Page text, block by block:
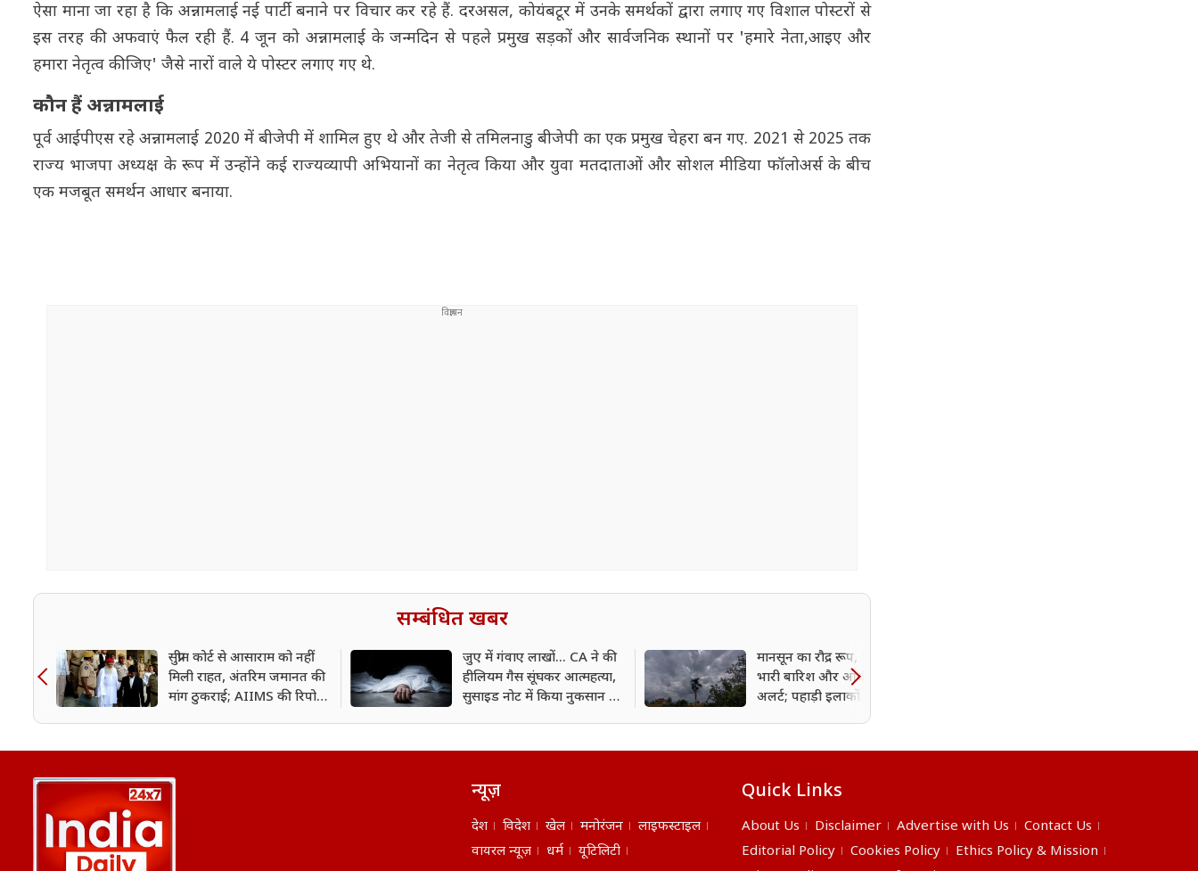
ऐसा माना जा रहा है कि अन्नामलाई नई पार्टी बनाने पर विचार कर रहे हैं. दरअसल, कोयंबटूर में उनके समर्थकों द्वारा लगाए गए विशाल पोस्टरों से
इस तरह की अफवाएं फैल रही हैं. 4 जून को अन्नामलाई के जन्मदिन से पहले प्रमुख सड़कों और सार्वजनिक स्थानों पर 'हमारे नेता,आइए और
हमारा नेतृत्व कीजिए' जैसे नारों वाले ये पोस्टर लगाए गए थे.
कौन हैं अन्नामलाई
पूर्व आईपीएस रहे अन्नामलाई 2020 में बीजेपी में शामिल हुए थे और तेजी से तमिलनाडु बीजेपी का एक प्रमुख चेहरा बन गए. 2021 से 2025 तक
राज्य भाजपा अध्यक्ष के रूप में उन्होंने कई राज्यव्यापी अभियानों का नेतृत्व किया और युवा मतदाताओं और सोशल मीडिया फॉलोअर्स के बीच
एक मजबूत समर्थन आधार बनाया.
सम्बंधित खबर
सुप्रीम कोर्ट से आसाराम को नहीं
मिली राहत, अंतरिम जमानत की
मांग ठुकराई; AIIMS की रिपोर्ट
जुए में गंवाए लाखों... CA ने की
हीलियम गैस सूंघकर आत्महत्या,
सुसाइड नोट में किया नुकसान का
मानसून का रौद्र रूप, 12 राज्यों में
भारी बारिश और आंधी का
अलर्ट; पहाड़ी इलाकों में भूस्खलन
न्यूज़
देश विदेश खेल मनोरंजन
लाइफस्टाइल
वायरल न्यूज़
धर्म यूटिलिटी
Quick Links
About Us Disclaimer Advertise with Us
Contact Us
Editorial Policy
Cookies Policy
Ethics Policy & Mission